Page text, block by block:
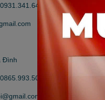
0931.341.646
Đình
0865.993.500